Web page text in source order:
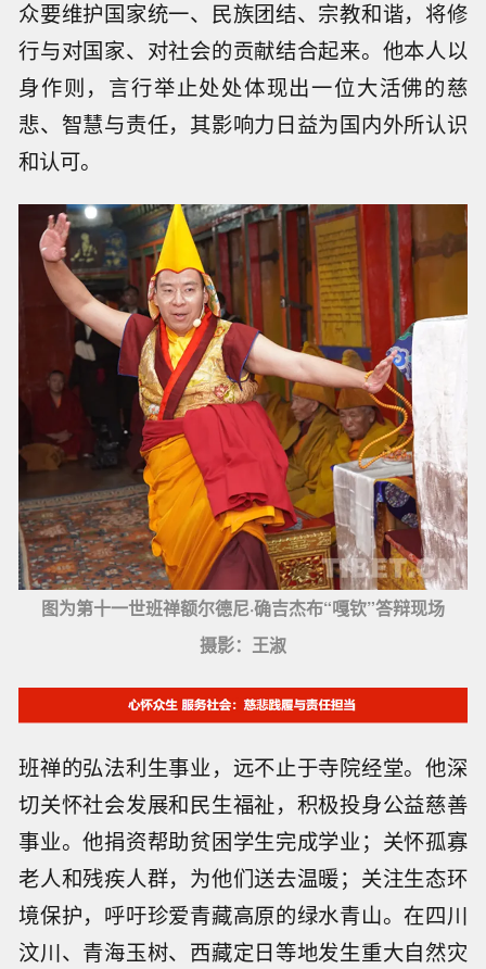
众要维护国家统一、民族团结、宗教和谐，将修
行与对国家、对社会的贡献结合起来。他本人以
身作则，言行举止处处体现出一位大活佛的慈
悲、智慧与责任，其影响力日益为国内外所认识
和认可。
图为第十一世班禅额尔德尼·确吉杰布“嘎钦”答辩现场
摄影：王淑
班禅的弘法利生事业，远不止于寺院经堂。他深
切关怀社会发展和民生福祉，积极投身公益慈善
事业。他捐资帮助贫困学生完成学业；关怀孤寡
老人和残疾人群，为他们送去温暖；关注生态环
境保护，呼吁珍爱青藏高原的绿水青山。在四川
汶川、青海玉树、西藏定日等地发生重大自然灾